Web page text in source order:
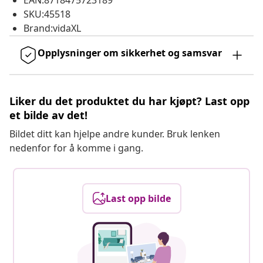
SKU:45518
Brand:vidaXL
Opplysninger om sikkerhet og samsvar
Liker du det produktet du har kjøpt? Last opp
et bilde av det!
Bildet ditt kan hjelpe andre kunder. Bruk lenken
nedenfor for å komme i gang.
Last opp bilde